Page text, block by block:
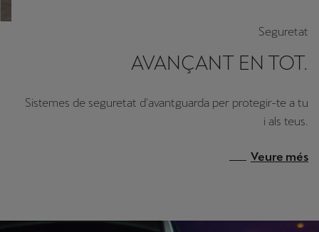
Seguretat
AVANÇANT EN TOT.
Sistemes de seguretat d'avantguarda per protegir-te a tu
i als teus.
Veure més